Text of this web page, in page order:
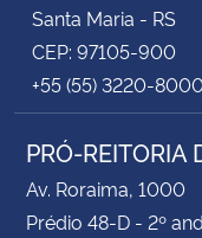
Santa Maria - RS
CEP: 97105-900
+55 (55) 3220-8000
PRÓ-REITORIA
Av. Roraima, 1000
Prédio 48-D - 2º